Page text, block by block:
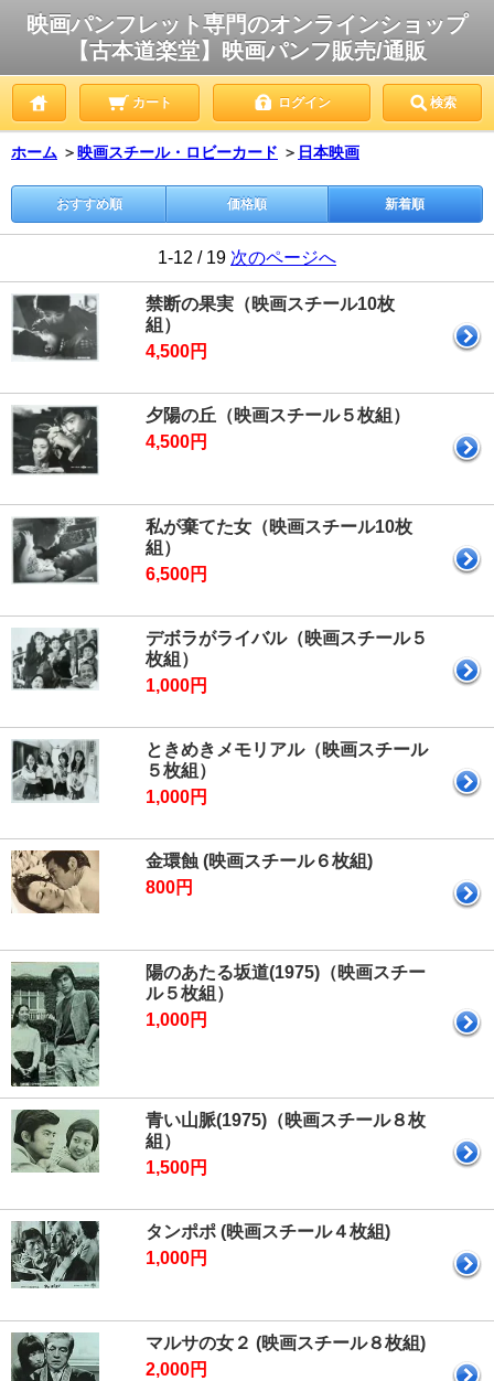
映画パンフレット専門のオンラインショップ
【古本道楽堂】映画パンフ販売/通販
カート ログイン 検索
ホーム ＞ 映画スチール・ロビーカード ＞ 日本映画
おすすめ順 価格順 新着順
1-12 / 19 次のページへ
禁断の果実（映画スチール10枚
組）
4,500円
夕陽の丘（映画スチール５枚組）
4,500円
私が棄てた女（映画スチール10枚
組）
6,500円
デボラがライバル（映画スチール５
枚組）
1,000円
ときめきメモリアル（映画スチール
５枚組）
1,000円
金環蝕 (映画スチール６枚組)
800円
陽のあたる坂道(1975)（映画スチー
ル５枚組）
1,000円
青い山脈(1975)（映画スチール８枚
組）
1,500円
タンポポ (映画スチール４枚組)
1,000円
マルサの女２ (映画スチール８枚組)
2,000円